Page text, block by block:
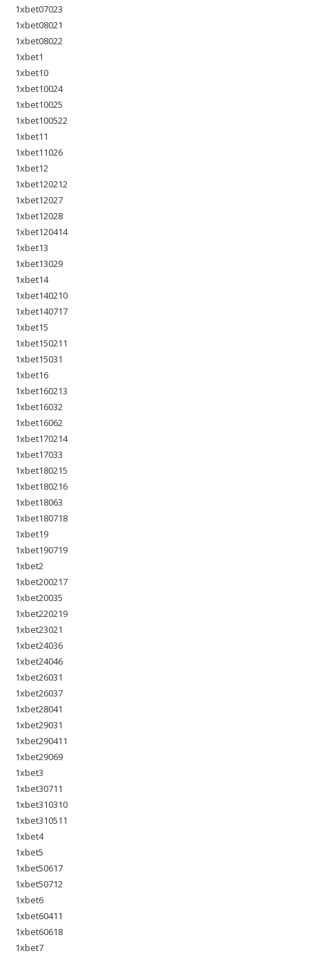
1xbet07023
1xbet08021
1xbet08022
1xbet1
1xbet10
1xbet10024
1xbet10025
1xbet100522
1xbet11
1xbet11026
1xbet12
1xbet120212
1xbet12027
1xbet12028
1xbet120414
1xbet13
1xbet13029
1xbet14
1xbet140210
1xbet140717
1xbet15
1xbet150211
1xbet15031
1xbet16
1xbet160213
1xbet16032
1xbet16062
1xbet170214
1xbet17033
1xbet180215
1xbet180216
1xbet18063
1xbet180718
1xbet19
1xbet190719
1xbet2
1xbet200217
1xbet20035
1xbet220219
1xbet23021
1xbet24036
1xbet24046
1xbet26031
1xbet26037
1xbet28041
1xbet29031
1xbet290411
1xbet29069
1xbet3
1xbet30711
1xbet310310
1xbet310511
1xbet4
1xbet5
1xbet50617
1xbet50712
1xbet6
1xbet60411
1xbet60618
1xbet7